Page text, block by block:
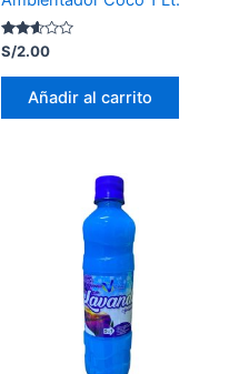
Valorado
con
2.50
S/2.00
Añadir al carrito